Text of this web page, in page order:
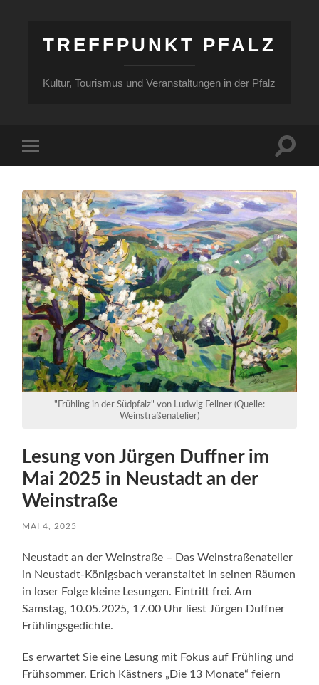
TREFFPUNKT PFALZ
Kultur, Tourismus und Veranstaltungen in der Pfalz
Menü
"Frühling in der Südpfalz" von Ludwig Fellner (Quelle:
Weinstraßenatelier)
Lesung von Jürgen Duffner im
Mai 2025 in Neustadt an der
Weinstraße
MAI 4, 2025
Neustadt an der Weinstraße – Das Weinstraßenatelier
in Neustadt-Königsbach veranstaltet in seinen Räumen
in loser Folge kleine Lesungen. Eintritt frei. Am
Samstag, 10.05.2025, 17.00 Uhr liest Jürgen Duffner
Frühlingsgedichte.
Es erwartet Sie eine Lesung mit Fokus auf Frühling und
Frühsommer. Erich Kästners „Die 13 Monate“ feiern